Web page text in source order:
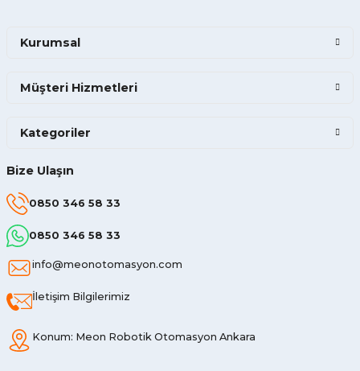
Bize Ulaşın
0850 346 58 33
0850 346 58 33
info@meonotomasyon.com
İletişim Bilgilerimiz
Konum: Meon Robotik Otomasyon Ankara
Kurumsal
Müşteri Hizmetleri
Kategoriler